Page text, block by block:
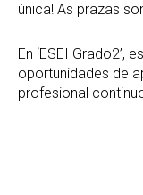
única! As prazas
En ‘ESEI
oportunidades de
profesional